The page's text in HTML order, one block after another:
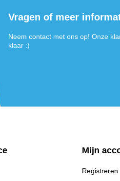
Vragen of meer
Neem contact met ons op! Onze
klaar :)
Mijn
Registreren